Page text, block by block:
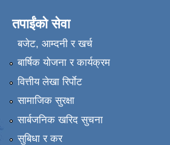
तपाईंको सेवा
बजेट, आम्दनी र खर्च
बार्षिक योजना र कार्यक्रम
वित्तीय लेखा रिर्पाेट
सामाजिक सुरक्षा
सार्बजनिक खरिद सुचना
सुबिधा र कर